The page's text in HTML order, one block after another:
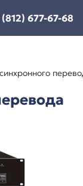
677-67-68